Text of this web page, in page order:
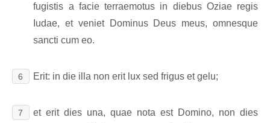
fugistis a facie terraemotus in diebus Oziae regis
Iudae, et veniet Dominus Deus meus, omnesque
sancti cum eo.
6 Erit: in die illa non erit lux sed frigus et gelu;
7
et erit dies una, quae nota est Domino, non dies